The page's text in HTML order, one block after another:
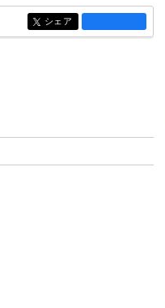
entry1289
シェア